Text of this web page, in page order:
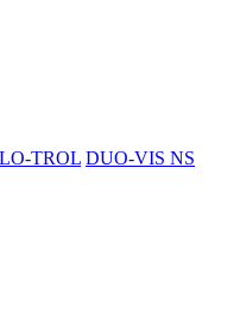
TROL DUO-VIS NS